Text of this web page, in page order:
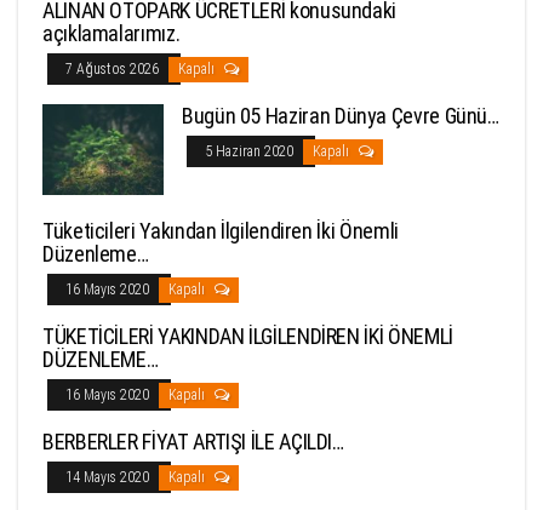
ALINAN OTOPARK ÜCRETLERİ konusundaki
açıklamalarımız.
7 Ağustos 2026 Kapalı
Bugün 05 Haziran Dünya Çevre Günü…
5 Haziran 2020 Kapalı
Tüketicileri Yakından İlgilendiren İki Önemli
Düzenleme…
16 Mayıs 2020 Kapalı
TÜKETİCİLERİ YAKINDAN İLGİLENDİREN İKİ ÖNEMLİ
DÜZENLEME…
16 Mayıs 2020 Kapalı
BERBERLER FİYAT ARTIŞI İLE AÇILDI…
14 Mayıs 2020 Kapalı